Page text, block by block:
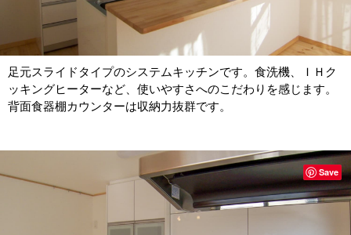
足元スライドタイプのシステムキッチンです。食洗機、ＩＨク
ッキングヒーターなど、使いやすさへのこだわりを感じます。
背面食器棚カウンターは収納力抜群です。
Save